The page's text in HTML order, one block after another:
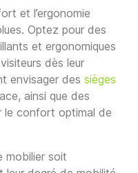
et l’ergonomie
Optez pour des
et ergonomiques
dès leur
envisager des sièges
ainsi que des
le confort optimal de
mobilier soit